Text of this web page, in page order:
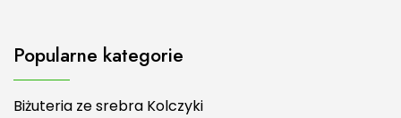
Popularne kategorie
Biżuteria ze srebra Kolczyki